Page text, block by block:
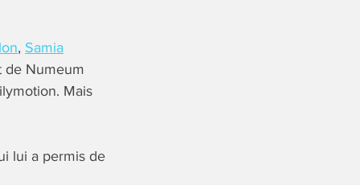
, Samia
de Numeum
Mais
lui a permis de